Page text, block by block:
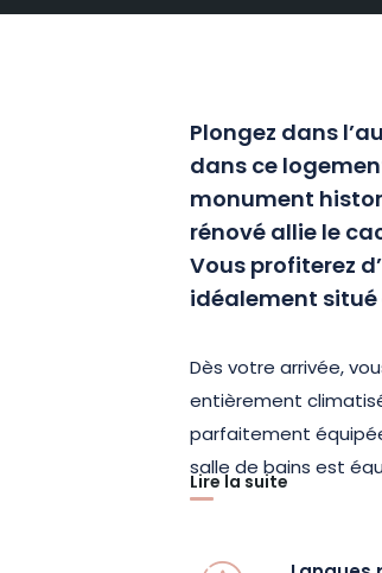
Plongez dans
dans ce
monument
rénové allie le
Vous profiterez
idéalement
Dès votre arrivée,
entièrement
parfaitement
salle de bains est
les lits sont faits à
Lire la suite